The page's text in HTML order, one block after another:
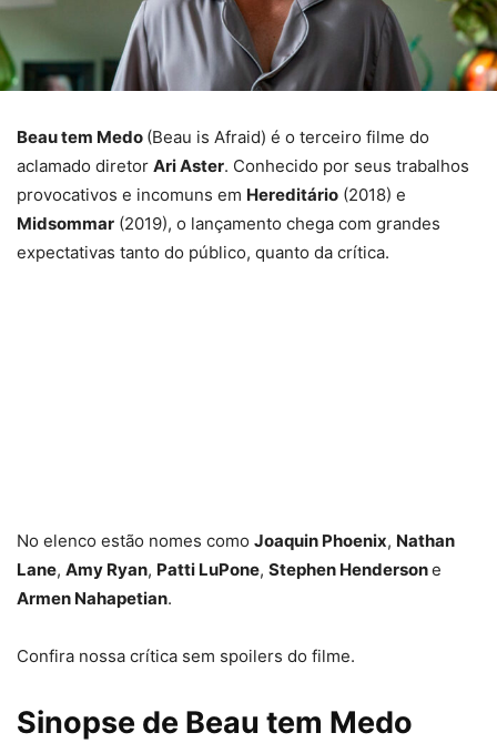
Beau tem Medo (Beau is Afraid) é o terceiro filme do
aclamado diretor Ari Aster. Conhecido por seus trabalhos
provocativos e incomuns em Hereditário (2018) e
Midsommar (2019), o lançamento chega com grandes
expectativas tanto do público, quanto da crítica.
No elenco estão nomes como Joaquin Phoenix, Nathan
Lane, Amy Ryan, Patti LuPone, Stephen Hendersone
Armen Nahapetian.
Confira nossa crítica sem spoilers do filme.
Sinopse de Beau tem Medo